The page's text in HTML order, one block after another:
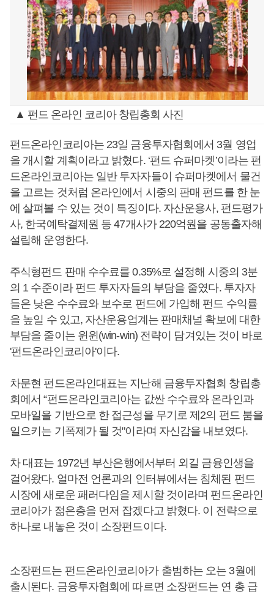
▲ 펀드 온라인 코리아 창립총회 사진
펀드온라인코리아는 23일 금융투자협회에서 3월 영업
을 개시할 계획이라고 밝혔다. ‘펀드 슈퍼마켓’이라는 펀
드온라인코리아는 일반 투자자들이 슈퍼마켓에서 물건
을 고르는 것처럼 온라인에서 시중의 판매 펀드를 한 눈
에 살펴볼 수 있는 것이 특징이다. 자산운용사, 펀드평가
사, 한국예탁결제원 등 47개사가 220억원을 공동출자해
설립해 운영한다.
주식형펀드 판매 수수료를 0.35%로 설정해 시중의 3분
의 1 수준이라 펀드 투자자들의 부담을 줄였다. 투자자
들은 낮은 수수료와 보수로 펀드에 가입해 펀드 수익률
을 높일 수 있고, 자산운용업계는 판매채널 확보에 대한
부담을 줄이는 윈윈(win-win) 전략이 담겨있는 것이 바로
'펀드온라인코리아'이다.
차문현 펀드온라인대표는 지난해 금융투자협회 창립총
회에서 “펀드온라인코리아는 값싼 수수료와 온라인과
모바일을 기반으로 한 접근성을 무기로 제2의 펀드 붐을
일으키는 기폭제가 될 것"이라며 자신감을 내보였다.
차 대표는 1972년 부산은행에서부터 외길 금융인생을
걸어왔다. 얼마전 언론과의 인터뷰에서는 침체된 펀드
시장에 새로운 패러다임을 제시할 것이라며 펀드온라인
코리아가 젊은층을 먼저 잡겠다고 밝혔다. 이 전략으로
하나로 내놓은 것이 소장펀드이다.
소장펀드는 펀드온라인코리아가 출범하는 오는 3월에
출시된다. 금융투자협회에 따르면 소장펀드는 연 총 급